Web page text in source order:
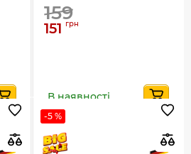
159
151 грн
В наявності
-5 %